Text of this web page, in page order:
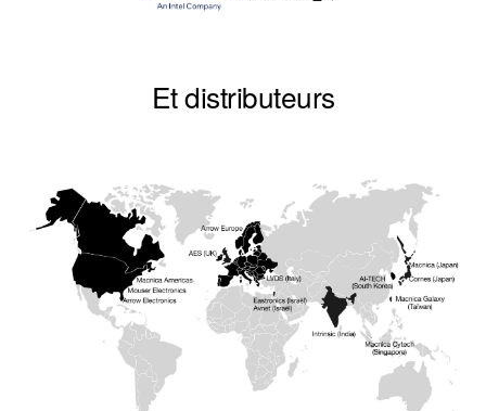
Et distributeurs